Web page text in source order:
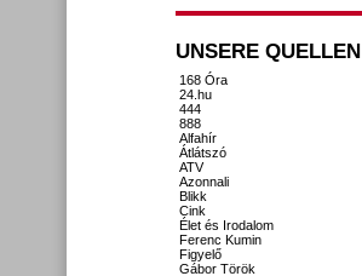
UNSERE QUELLEN
168 Óra
24.hu
444
888
Alfahír
Átlátszó
ATV
Azonnali
Blikk
Cink
Élet és Irodalom
Ferenc Kumin
Figyelő
Gábor Török